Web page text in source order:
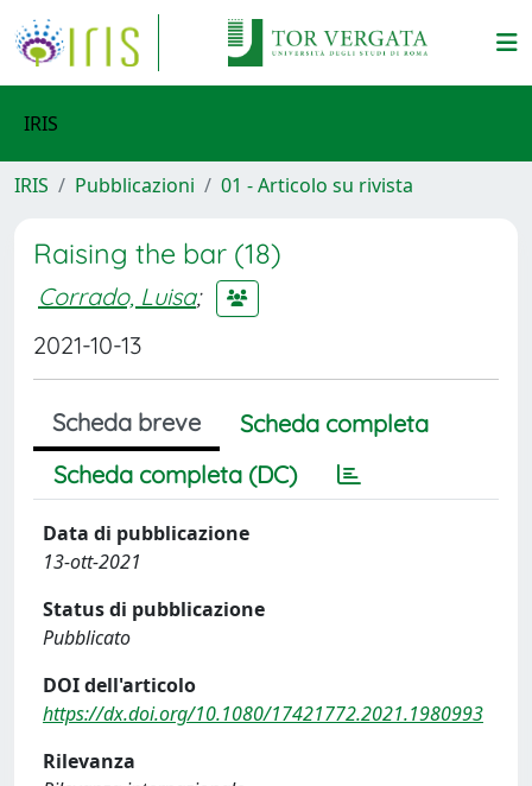
IRIS
IRIS Pubblicazioni 01 - Articolo su rivista
Raising the bar (18)
Corrado, Luisa;
2021-10-13
Scheda breve
Scheda completa
Scheda completa (DC)
Data di pubblicazione
13-ott-2021
Status di pubblicazione
Pubblicato
DOI dell'articolo
https://dx.doi.org/10.1080/17421772.2021.1980993
Rilevanza